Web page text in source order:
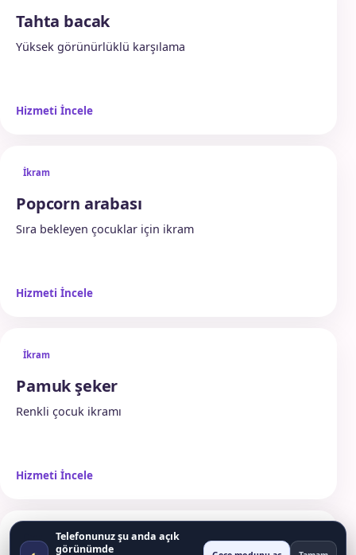
Tahta bacak
Yüksek görünürlüklü karşılama
Hizmeti İncele
İkram
Popcorn arabası
Sıra bekleyen çocuklar için ikram
Hizmeti İncele
İkram
Pamuk şeker
Renkli çocuk ikramı
Hizmeti İncele
Telefonunuz şu anda açık
görünümde